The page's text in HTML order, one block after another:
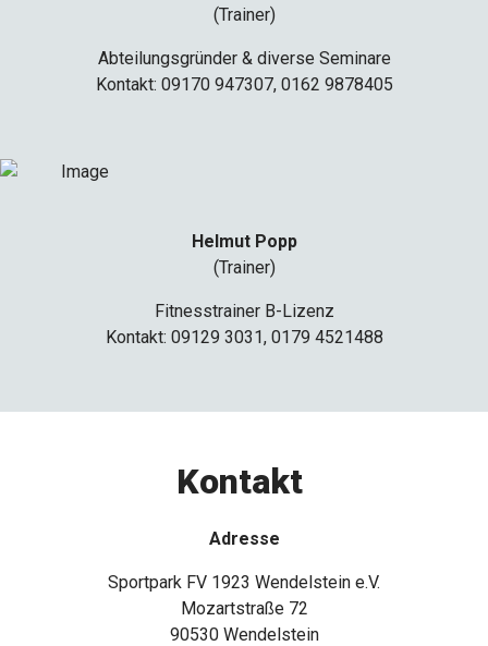
(Trainer)
Abteilungsgründer & diverse Seminare
Kontakt: 09170 947307, 0162 9878405
Helmut Popp
(Trainer)
Fitnesstrainer B-Lizenz
Kontakt: 09129 3031, 0179 4521488
Kontakt
Adresse
Sportpark FV 1923 Wendelstein e.V.
Mozartstraße 72
90530 Wendelstein